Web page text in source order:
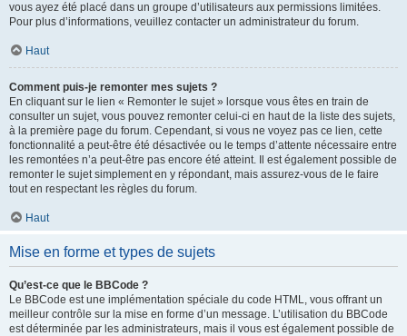
vous ayez été placé dans un groupe d’utilisateurs aux permissions limitées.
Pour plus d’informations, veuillez contacter un administrateur du forum.
Haut
Comment puis-je remonter mes sujets ?
En cliquant sur le lien « Remonter le sujet » lorsque vous êtes en train de
consulter un sujet, vous pouvez remonter celui-ci en haut de la liste des sujets,
à la première page du forum. Cependant, si vous ne voyez pas ce lien, cette
fonctionnalité a peut-être été désactivée ou le temps d’attente nécessaire entre
les remontées n’a peut-être pas encore été atteint. Il est également possible de
remonter le sujet simplement en y répondant, mais assurez-vous de le faire
tout en respectant les règles du forum.
Haut
Mise en forme et types de sujets
Qu’est-ce que le BBCode ?
Le BBCode est une implémentation spéciale du code HTML, vous offrant un
meilleur contrôle sur la mise en forme d’un message. L’utilisation du BBCode
est déterminée par les administrateurs, mais il vous est également possible de